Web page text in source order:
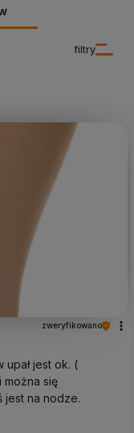
filtry
zweryfikowano
jest ok. (
można się
jest na nodze.